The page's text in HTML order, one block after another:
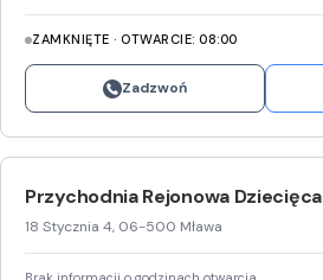
ZAMKNIĘTE · OTWARCIE: 08:00
Zadzwoń
Przychodnia Rejonowa Dziecięca
18 Stycznia 4, 06-500 Mława